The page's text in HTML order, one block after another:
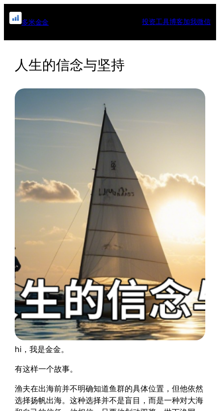
跳
至
多米金金 投资工具博客加我微信
人生的信念与坚持
hi，我是金金。
有这样一个故事。
渔夫在出海前并不明确知道鱼群的具体位置，但他依然
选择扬帆出海。这种选择并不是盲目，而是一种对大海